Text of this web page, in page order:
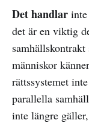
Det handlar
det är en viktig
människor
rättssystemet
parallella
inte längre